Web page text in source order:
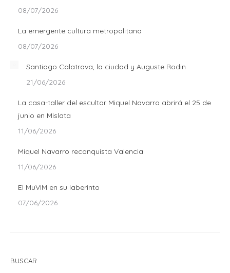
08/07/2026
La emergente cultura metropolitana
08/07/2026
Santiago Calatrava, la ciudad y Auguste Rodin
21/06/2026
La casa-taller del escultor Miquel Navarro abrirá el 25 de
junio en Mislata
11/06/2026
Miquel Navarro reconquista Valencia
11/06/2026
El MuVIM en su laberinto
07/06/2026
BUSCAR